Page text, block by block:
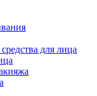
для лица